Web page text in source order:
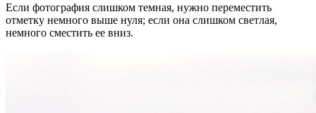
Если фотография слишком темная, нужно переместить
отметку немного выше нуля; если она слишком светлая,
немного сместить ее вниз.